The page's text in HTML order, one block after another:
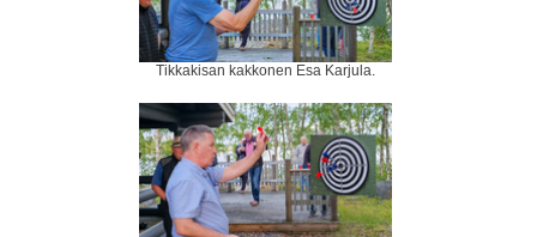
Tikkakisan kakkonen Esa Karjula.